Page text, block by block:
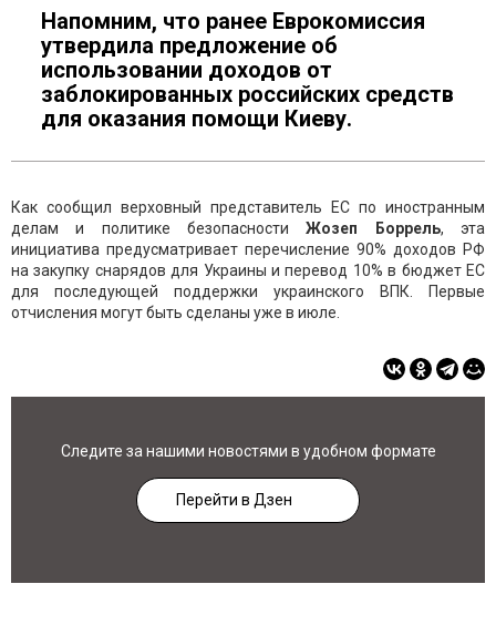
Напомним, что ранее Еврокомиссия
утвердила предложение об
использовании доходов от
заблокированных российских средств
для оказания помощи Киеву.
Как сообщил верховный представитель ЕС по иностранным
делам и политике безопасностиЖозеп Боррель, эта
инициатива предусматривает перечисление 90% доходов РФ
на закупку снарядов для Украины и перевод 10% в бюджет ЕС
для последующей поддержки украинского ВПК. Первые
отчисления могут быть сделаны уже в июле.
Следите за нашими новостями в удобном формате
Перейти в Дзен